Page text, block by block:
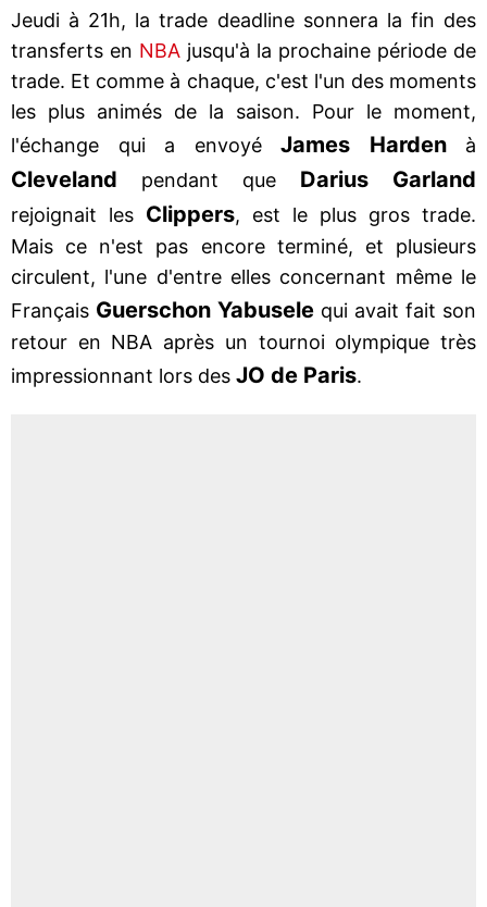
Jeudi à 21h, la trade deadline sonnera la fin des
transferts en NBA jusqu'à la prochaine période de
trade. Et comme à chaque, c'est l'un des moments
les plus animés de la saison. Pour le moment,
l'échange qui a envoyé James Hardenà
Cleveland pendant que Darius Garland
rejoignait les Clippers, est le plus gros trade.
Mais ce n'est pas encore terminé, et plusieurs
circulent, l'une d'entre elles concernant même le
Français Guerschon Yabusele qui avait fait son
retour en NBA après un tournoi olympique très
impressionnant lors des JO de Paris.